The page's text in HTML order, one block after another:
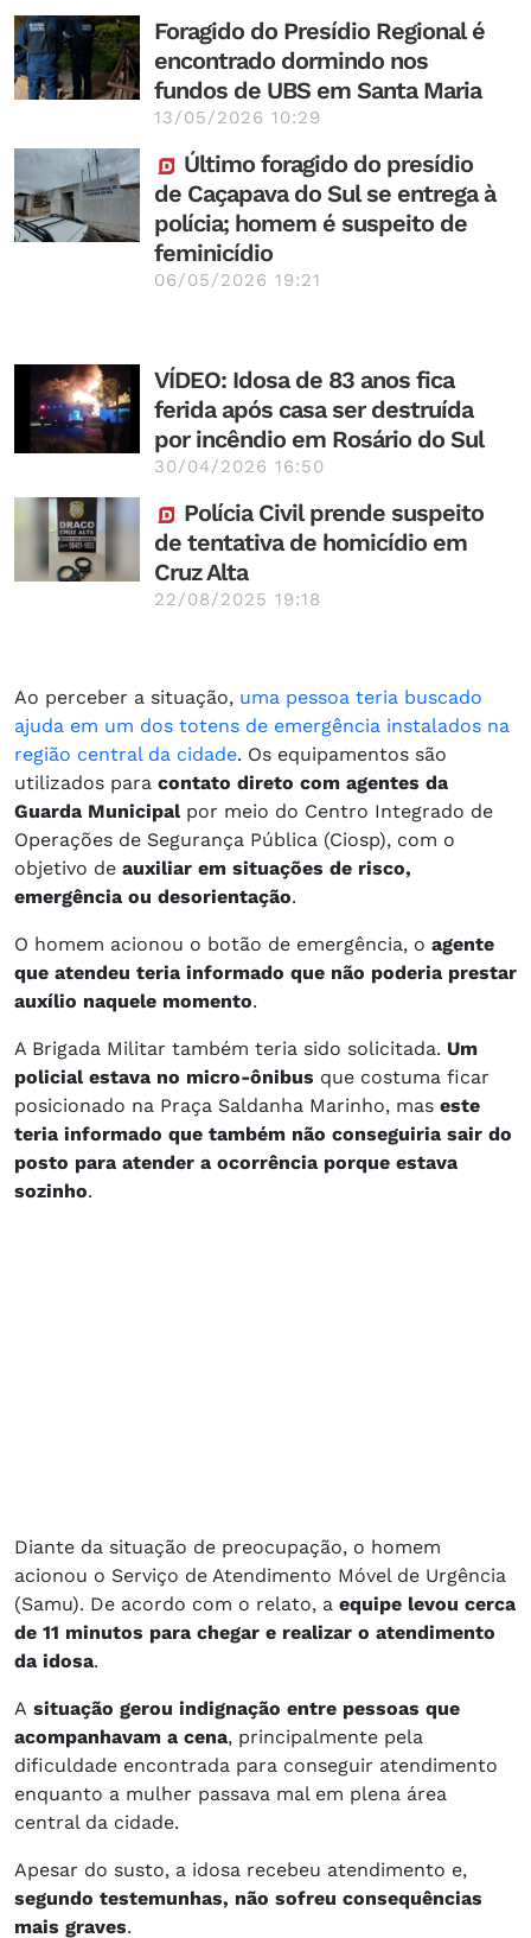
Foragido do Presídio Regional é
encontrado dormindo nos
fundos de UBS em Santa Maria
13/05/2026 10:29
Último foragido do presídio
de Caçapava do Sul se entrega à
polícia; homem é suspeito de
feminicídio
06/05/2026 19:21
VÍDEO: Idosa de 83 anos fica
ferida após casa ser destruída
por incêndio em Rosário do Sul
30/04/2026 16:50
Polícia Civil prende suspeito
de tentativa de homicídio em
Cruz Alta
22/08/2025 19:18
Ao perceber a situação, uma pessoa teria buscado
ajuda em um dos totens de emergência instalados na
região central da cidade. Os equipamentos são
utilizados para contato direto com agentes da
Guarda Municipal por meio do Centro Integrado de
Operações de Segurança Pública (Ciosp), com o
objetivo de auxiliar em situações de risco,
emergência ou desorientação.
O homem acionou o botão de emergência, o agente
que atendeu teria informado que não poderia prestar
auxílio naquele momento.
A Brigada Militar também teria sido solicitada. Um
policial estava no micro-ônibus que costuma ficar
posicionado na Praça Saldanha Marinho, mas este
teria informado que também não conseguiria sair do
posto para atender a ocorrência porque estava
sozinho.
Diante da situação de preocupação, o homem
acionou o Serviço de Atendimento Móvel de Urgência
(Samu). De acordo com o relato, a equipe levou cerca
de 11 minutos para chegar e realizar o atendimento
da idosa.
A situação gerou indignação entre pessoas que
acompanhavam a cena, principalmente pela
dificuldade encontrada para conseguir atendimento
enquanto a mulher passava mal em plena área
central da cidade.
Apesar do susto, a idosa recebeu atendimento e,
segundo testemunhas, não sofreu consequências
mais graves.